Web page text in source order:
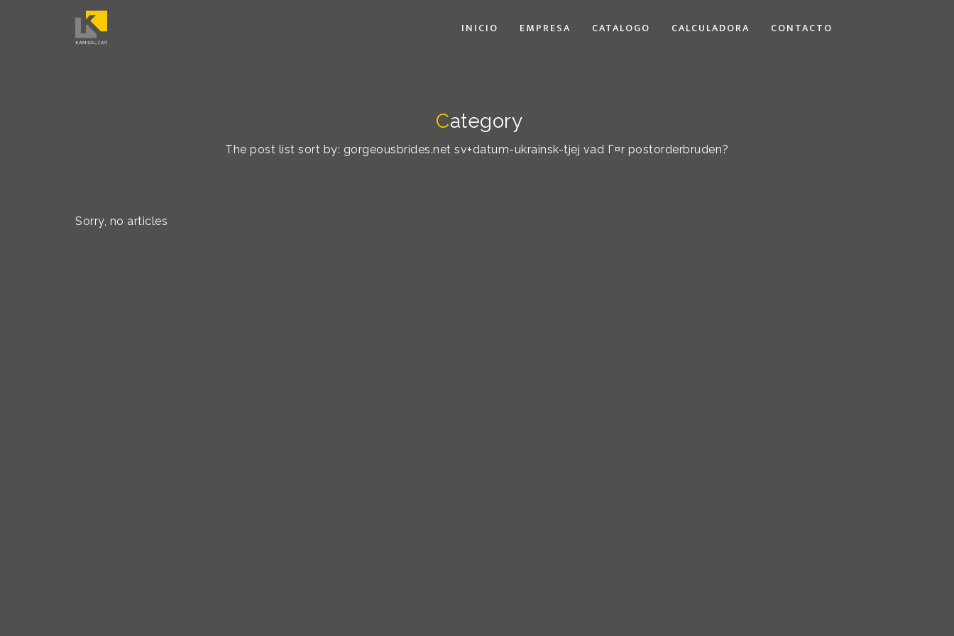
INICIO EMPRESA CATALOGO CALCULADORA CONTACTO
Category
The post list sort by: gorgeousbrides.net sv+datum-ukrainsk-tjej vad Г¤r postorderbruden?
Sorry, no articles